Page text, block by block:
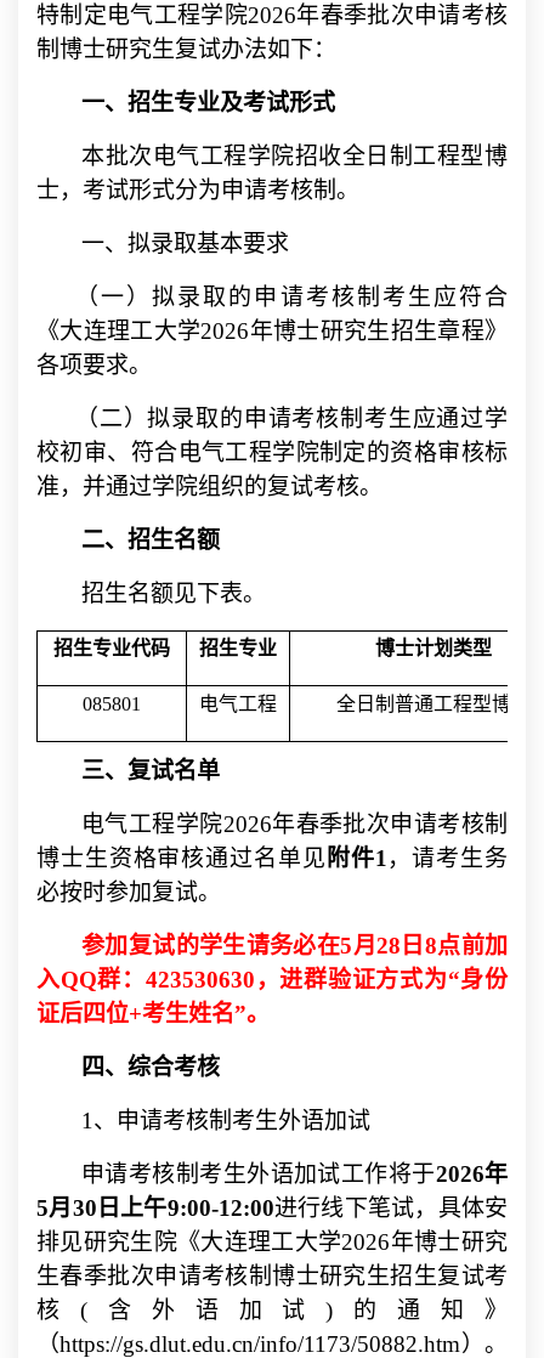
特制定电气工程学院2026年春季批次申请考核
制博士研究生复试办法如下：
一、招生专业及考试形式
本批次电气工程学院招收全日制工程型博
士， 考试形式分为申请考核制。
一、拟录取基本要求
（一）拟录取的申请考核制考生应符合
《大连理工大学2026年博士研究生招生章程》
各项要求。
（二）拟录取的申请考核制考生应通过学
校初审、符合电气工程学院制定的资格审核标
准，并通过学院组织的复试考核。
二、招生名额
招生名额见下表。
招生专业代码 招生专业 博士计划类型
085801 电气工程 全日制普通工程型博士
三、复试名单
电气工程学院2026年春季批次申请考核制
博士生资格审核通过名单见 附件1 ，请考生务
必按时参加复试。
参加复试的学生请务必在5月28 日 8点前加
入QQ群： 423530630 ，进群验证方式为“身份
证后四位+考生姓名”。
四、综合考核
1 、申请考核制考生外语加试
申请考核制考生外语加试工作将于2026年
5月 30 日上午9:00-12:00进行线下笔试，具体安
排见研究生院《大连理工大学2026年博士研究
生春季批次申请考核制博士研究生招生复试考
核(含外语加试)的通知》
（https://gs.dlut.edu.cn/info/1173/50882.htm）。